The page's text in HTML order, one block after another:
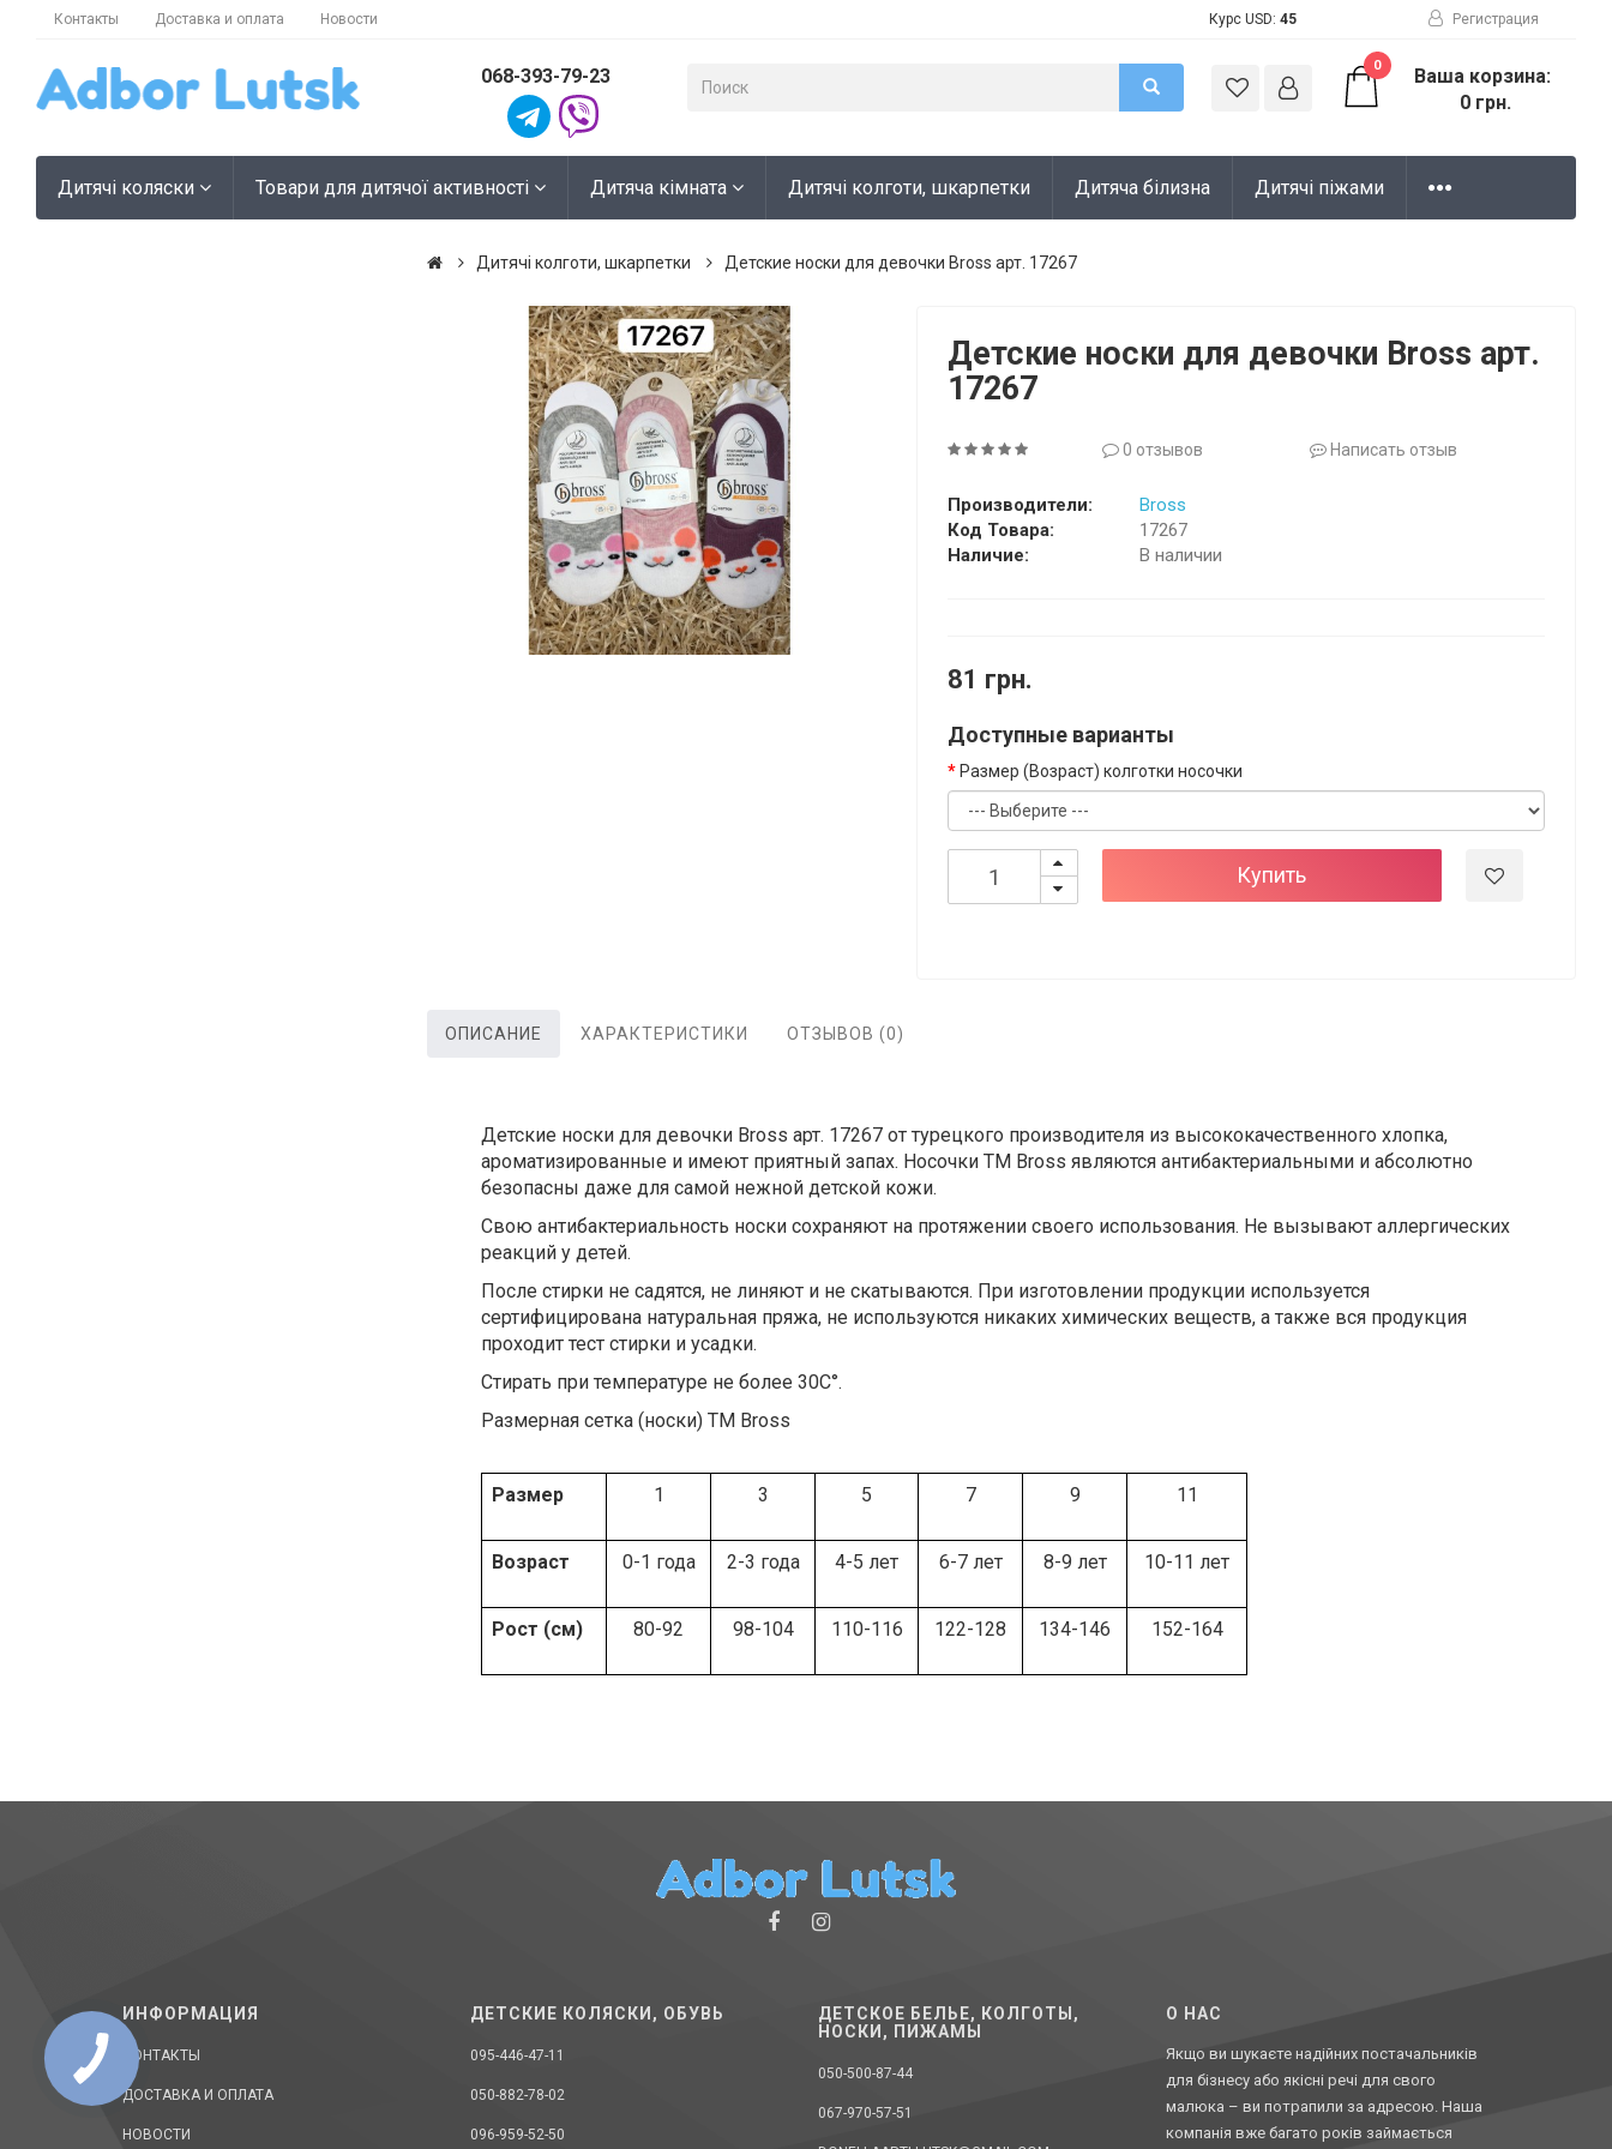
Контакты Доставка и оплата Новости Курс USD: 45 Регистрация
068-393-79-23 0
Ваша корзина:
0 грн.
Дитячі коляски Товари для дитячої активності Дитяча кімната Дитячі колготи, шкарпетки Дитяча білизна Дитячі піжами
Дитячі колготи, шкарпетки Детские носки для девочки Bross арт. 17267
Детские носки для девочки Bross арт.
17267
0 отзывов Написать отзыв
Производители:
Bross
Код Товара:
17267
Наличие:
В наличии
81 грн.
Доступные варианты
Размер (Возраст) колготки носочки
Купить
ОПИСАНИЕ ХАРАКТЕРИСТИКИ ОТЗЫВОВ (0)
Детские носки для девочки Bross арт. 17267 от турецкого производителя из высококачественного хлопка,
ароматизированные и имеют приятный запах. Носочки ТМ Bross являются антибактериальными и абсолютно
безопасны даже для самой нежной детской кожи.
Свою антибактериальность носки сохраняют на протяжении своего использования. Не вызывают аллергических
реакций у детей.
После стирки не садятся, не линяют и не скатываются. При изготовлении продукции используется
сертифицирована натуральная пряжа, не используются никаких химических веществ, а также вся продукция
проходит тест стирки и усадки.
Стирать при температуре не более 30С°.
Размерная сетка (носки) ТМ Bross
Размер 1 3 5 7 9 11
Возраст 0-1 года 2-3 года 4-5 лет 6-7 лет 8-9 лет 10-11 лет
Рост (см) 80-92 98-104 110-116 122-128 134-146 152-164
ИНФОРМАЦИЯ
КОНТАКТЫ
ДОСТАВКА И ОПЛАТА
НОВОСТИ
ДЕТСКИЕ КОЛЯСКИ, ОБУВЬ
095-446-47-11
050-882-78-02
096-959-52-50
ДЕТСКОЕ БЕЛЬЕ, КОЛГОТЫ,
НОСКИ, ПИЖАМЫ
050-500-87-44
067-970-57-51
O НАС
Якщо ви шукаєте надійних постачальників
для бізнесу або якісні речі для свого
малюка – ви потрапили за адресою. Наша
компанія вже багато років займається